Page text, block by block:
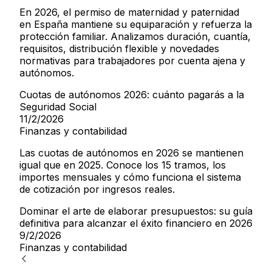
En 2026, el permiso de maternidad y paternidad
en España mantiene su equiparación y refuerza la
protección familiar. Analizamos duración, cuantía,
requisitos, distribución flexible y novedades
normativas para trabajadores por cuenta ajena y
autónomos.
Cuotas de autónomos 2026: cuánto pagarás a la
Seguridad Social
11/2/2026
Finanzas y contabilidad
Las cuotas de autónomos en 2026 se mantienen
igual que en 2025. Conoce los 15 tramos, los
importes mensuales y cómo funciona el sistema
de cotización por ingresos reales.
Dominar el arte de elaborar presupuestos: su guía
definitiva para alcanzar el éxito financiero en 2026
9/2/2026
Finanzas y contabilidad